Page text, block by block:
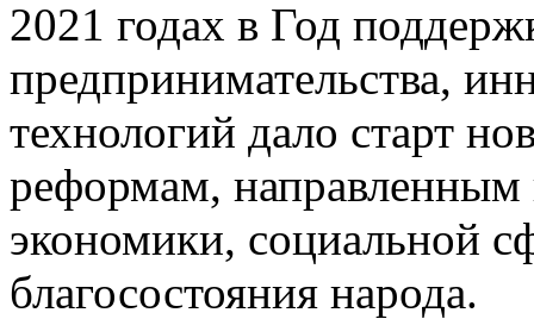
2021 годах в Год
предпринимательства,
технологий дало старт
реформам, направленным
экономики, социальной
благосостояния народа.